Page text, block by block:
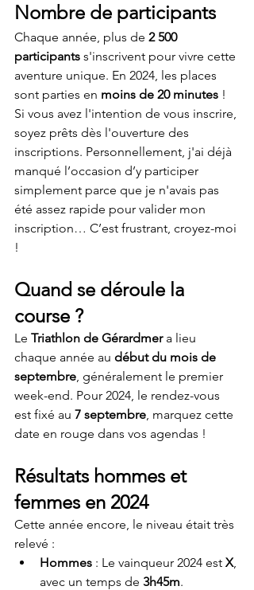
Nombre de participants
Chaque année, plus de 2 500
participants s'inscrivent pour vivre cette
aventure unique. En 2024, les places
sont parties en moins de 20 minutes !
Si vous avez l'intention de vous inscrire,
soyez prêts dès l'ouverture des
inscriptions. Personnellement, j'ai déjà
manqué l’occasion d’y participer
simplement parce que je n'avais pas
été assez rapide pour valider mon
inscription… C’est frustrant, croyez-moi
!
Quand se déroule la
course ?
Le Triathlon de Gérardmer a lieu
chaque année au début du mois de
septembre, généralement le premier
week-end. Pour 2024, le rendez-vous
est fixé au 7 septembre, marquez cette
date en rouge dans vos agendas !
Résultats hommes et
femmes en 2024
Cette année encore, le niveau était très
relevé :
Hommes : Le vainqueur 2024 est X,
avec un temps de 3h45m.